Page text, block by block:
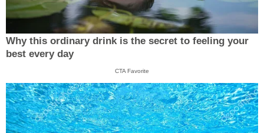
Why this ordinary drink is the secret to feeling your
best every day
CTA Favorite